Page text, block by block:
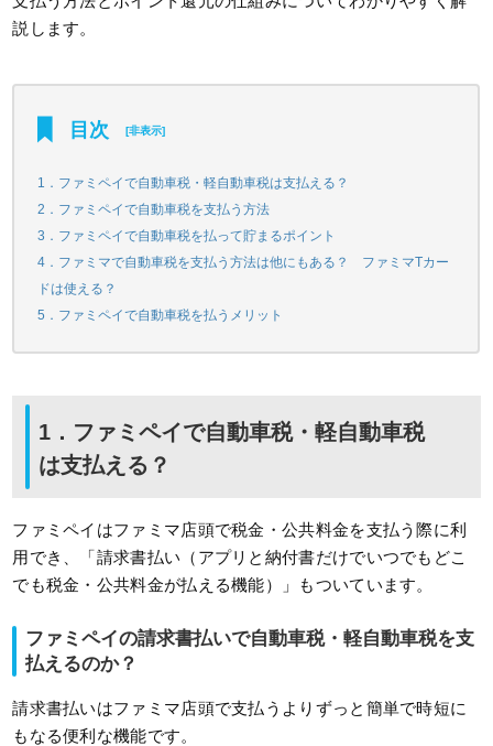
説します。
目次 [非表示]
1．ファミペイで自動車税・軽自動車税は支払える？
2．ファミペイで自動車税を支払う方法
3．ファミペイで自動車税を払って貯まるポイント
4．ファミマで自動車税を支払う方法は他にもある？ ファミマTカー
ドは使える？
5．ファミペイで自動車税を払うメリット
1．ファミペイで自動車税・軽自動車税
は支払える？
ファミペイはファミマ店頭で税金・公共料金を支払う際に利
用でき、「請求書払い（アプリと納付書だけでいつでもどこ
でも税金・公共料金が払える機能）」もついています。
ファミペイの請求書払いで自動車税・軽自動車税を支
払えるのか？
請求書払いはファミマ店頭で支払うよりずっと簡単で時短に
もなる便利な機能です。